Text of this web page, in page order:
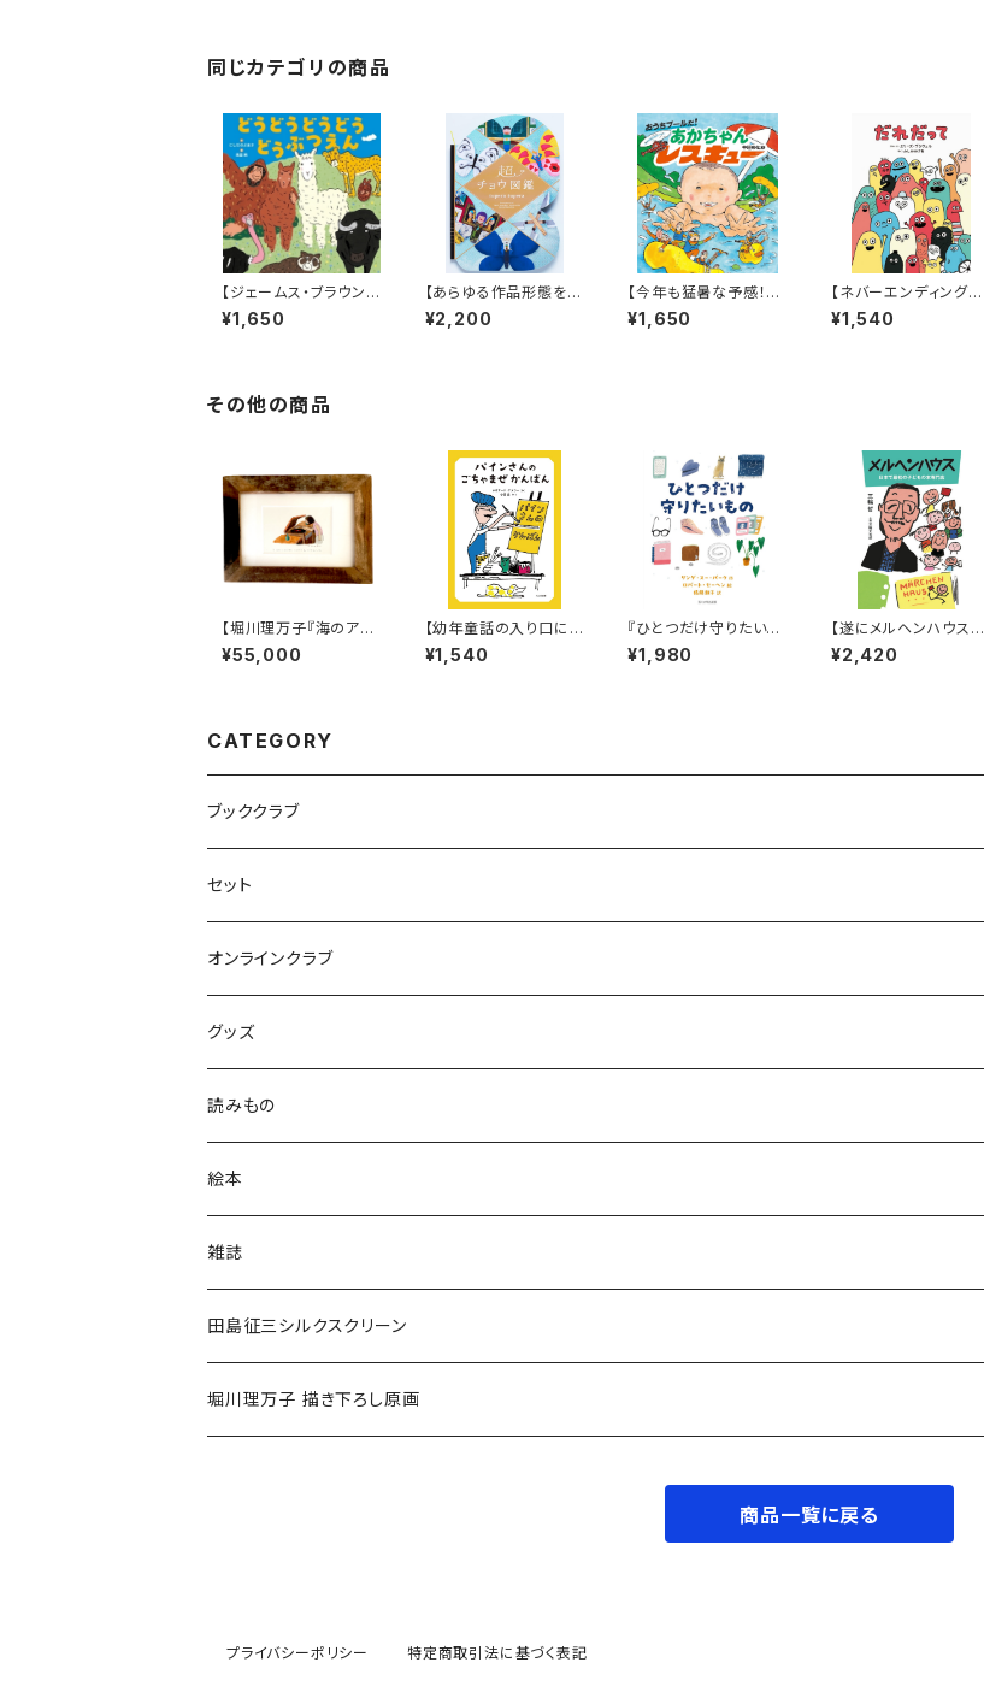
同じカテゴリの商品
【ジェームス・ブラウン的
に言えば「ゲロッパ！」的
な絵本！】『どうどうどう
¥1,650
【あらゆる作品形態を生
み出すtupera tupera
の中でも丈太郎的に好
¥2,200
【今年も猛暑な予感！そ
んな時にはこんなアド
ベンチャー絵本はいか
¥1,650
【ネバーエンディングス
トーリーのような永遠に
続く！】『だれだって』
¥1,540
その他の商品
【堀川理万子『海のアト
リエ』原画展記念】描き
下ろし原画「うまれては
¥55,000
【幼年童話の入り口に
最適！】『パインさんの
ごちゃまぜ かんばん』
¥1,540
『ひとつだけ守りたいも
の』
¥1,980
【遂にメルヘンハウス初
代店主 三輪哲の本が完
成！】『メルヘンハウス
¥2,420
CATEGORY
ブッククラブ
セット
オンラインクラブ
グッズ
読みもの
小学低学年〜
小学中学年〜
小学高学年〜
中高生〜
絵本
0〜2歳〜
3〜5歳〜
小学低学年〜
雑誌
田島征三シルクスクリーン
堀川理万子 描き下ろし原画
商品一覧に戻る
プライバシーポリシー 特定商取引法に基づく表記